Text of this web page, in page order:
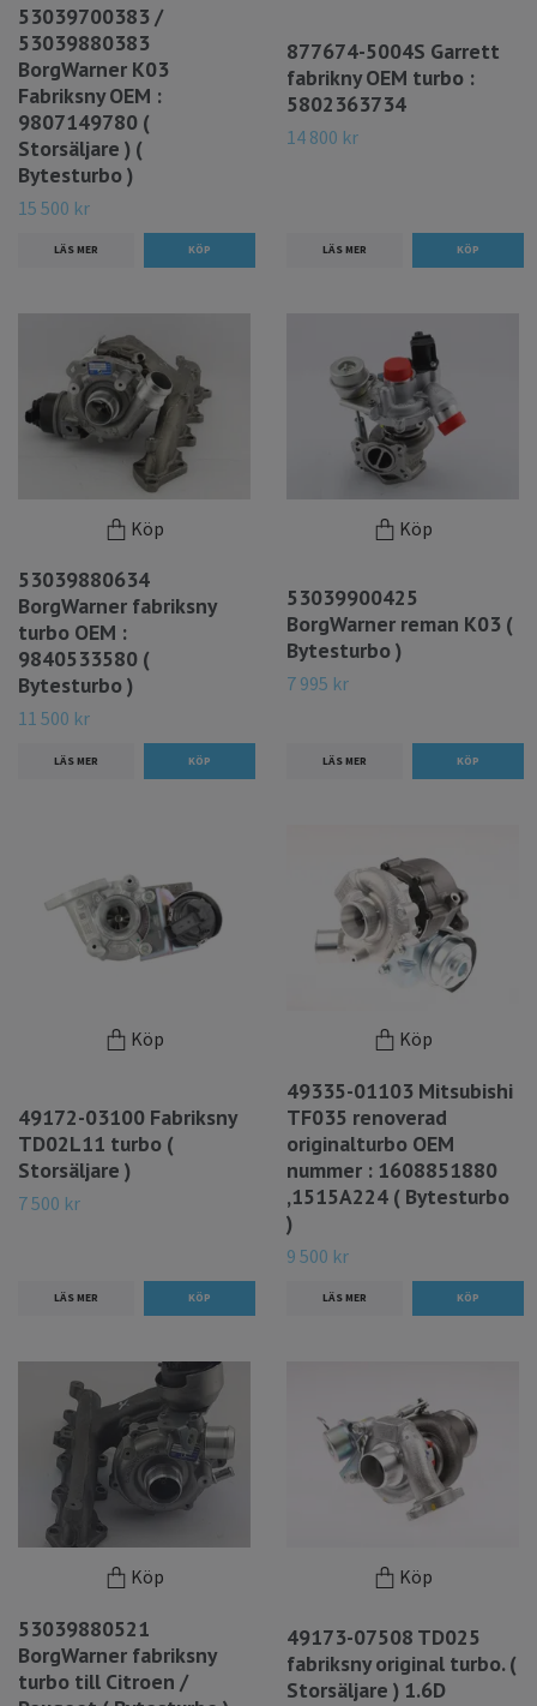
53039700383 /
53039880383
BorgWarner K03
Fabriksny OEM :
9807149780 (
Storsäljare ) (
Bytesturbo )
15 500 kr
LÄS MER
877674-5004S Garrett
fabrikny OEM turbo :
5802363734
14 800 kr
LÄS MER
Köp
53039880634
BorgWarner fabriksny
turbo OEM :
9840533580 (
Bytesturbo )
11 500 kr
LÄS MER
Köp
53039900425
BorgWarner reman K03 (
Bytesturbo )
7 995 kr
LÄS MER
Köp
49172-03100 Fabriksny
TD02L11 turbo (
Storsäljare )
7 500 kr
LÄS MER
Köp
49335-01103 Mitsubishi
TF035 renoverad
originalturbo OEM
nummer : 1608851880
,1515A224 ( Bytesturbo
)
9 500 kr
LÄS MER
Köp
53039880521
BorgWarner fabriksny
turbo till Citroen /
Köp
49173-07508 TD025
fabriksny original turbo. (
Storsäljare ) 1.6D